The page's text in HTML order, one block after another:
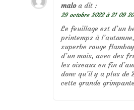
malo a dit :
29 octobre 2022 à 21 09
Le feuillage est d’un
printemps à
superbe rouge
d’un mois, avec des
les oiseaux en fin
donc qu’il y a plus de
cette grande